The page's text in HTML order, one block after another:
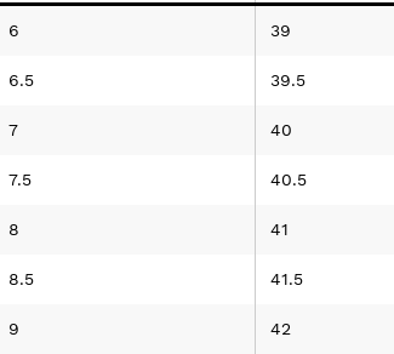
6 39
6.5 39.5
7 40
7.5 40.5
8 41
8.5 41.5
9 42